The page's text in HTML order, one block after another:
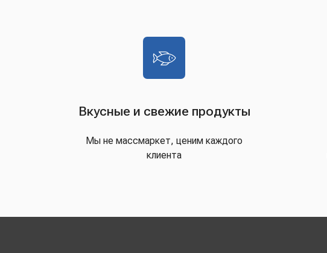
Вкусные и свежие продукты
Мы не массмаркет, ценим каждого
клиента